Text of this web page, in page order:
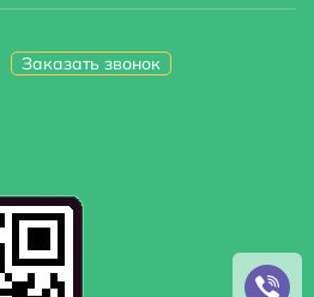
Заказать звонок